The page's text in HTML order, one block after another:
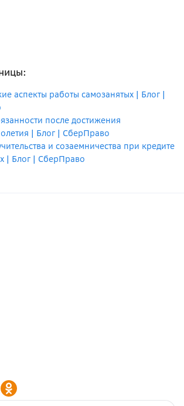
аспекты работы самозанятых | Блог |
после достижения
| Блог | СберПраво
и созаемничества при кредите
| Блог | СберПраво